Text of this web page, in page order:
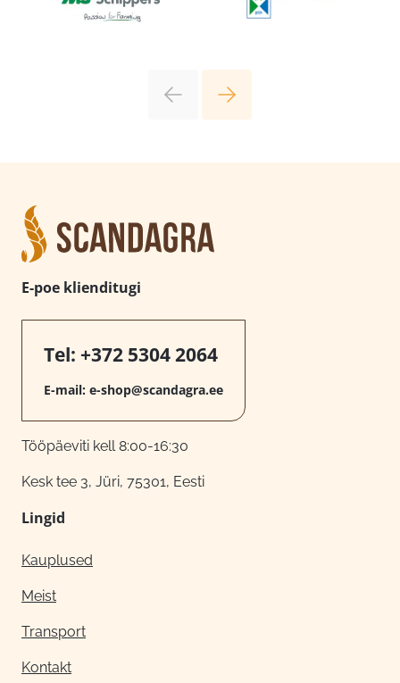
E-poe klienditugi
Tel: +372 5304 2064
E-mail: e-shop@scandagra.ee
Tööpäeviti kell 8:00-16:30
Kesk tee 3, Jüri, 75301, Eesti
Lingid
Kauplused
Meist
Transport
Kontakt